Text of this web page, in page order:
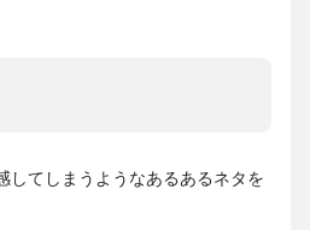
してしまうようなあるあるネタを